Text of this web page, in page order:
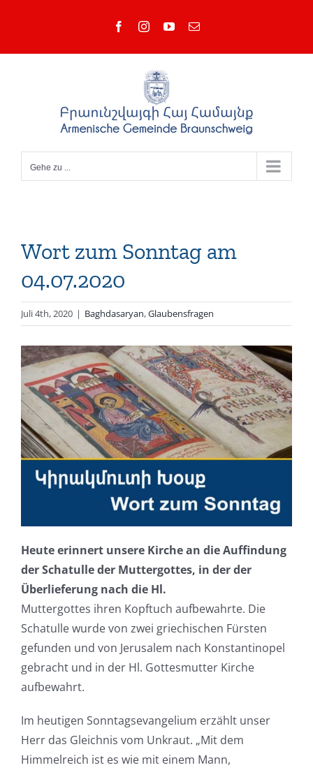
FacebookInstagramYouTube
E-
Gehe zu ...
Wort zum Sonntag am
04.07.2020
Juli 4th, 2020 | Baghdasaryan,Glaubensfragen
Heute erinnert unsere Kirche an die Auffindung
der Schatulle der Muttergottes, in der der
Überlieferung nach die Hl.
Muttergottes ihren Kopftuch aufbewahrte. Die
Schatulle wurde von zwei griechischen Fürsten
gefunden und von Jerusalem nach Konstantinopel
gebracht und in der Hl. Gottesmutter Kirche
aufbewahrt.
Im heutigen Sonntagsevangelium erzählt unser
Herr das Gleichnis vom Unkraut. „Mit dem
Himmelreich ist es wie mit einem Mann,